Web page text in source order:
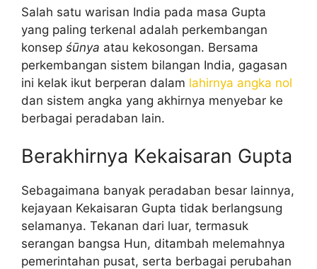
Salah satu warisan India pada masa Gupta
yang paling terkenal adalah perkembangan
konsep śūnya atau kekosongan. Bersama
perkembangan sistem bilangan India, gagasan
ini kelak ikut berperan dalam lahirnya angka nol
dan sistem angka yang akhirnya menyebar ke
berbagai peradaban lain.
Berakhirnya Kekaisaran Gupta
Sebagaimana banyak peradaban besar lainnya,
kejayaan Kekaisaran Gupta tidak berlangsung
selamanya. Tekanan dari luar, termasuk
serangan bangsa Hun, ditambah melemahnya
pemerintahan pusat, serta berbagai perubahan